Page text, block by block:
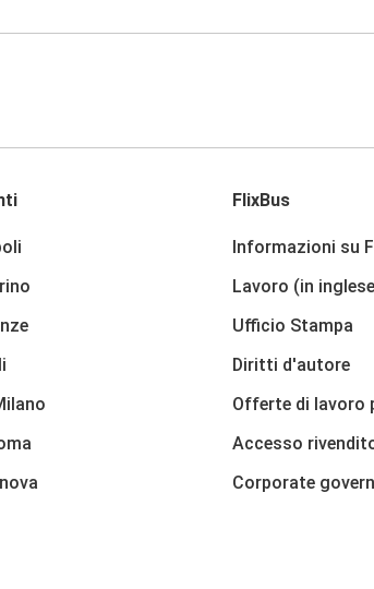
FlixBus
Informazioni su
Lavoro (in
Ufficio Stampa
Diritti d'autore
Offerte di lavoro
Accesso
Corporate